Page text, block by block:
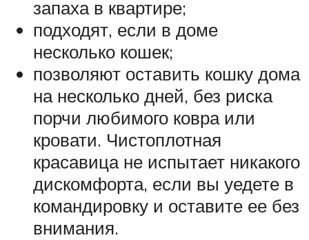
запаха в квартире;
подходят, если в доме
несколько кошек;
позволяют оставить кошку дома
на несколько дней, без риска
порчи любимого ковра или
кровати. Чистоплотная
красавица не испытает никакого
дискомфорта, если вы уедете в
командировку и оставите ее без
внимания.